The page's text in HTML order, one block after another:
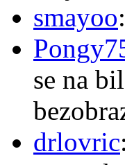
smayoo:
se na
drlovric